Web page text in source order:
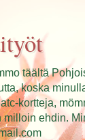
täältä
koska
kortteja,
ehdin.